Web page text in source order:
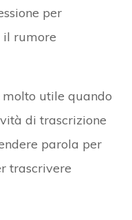
per
il rumore
utile quando
di trascrizione
parola per
trascrivere